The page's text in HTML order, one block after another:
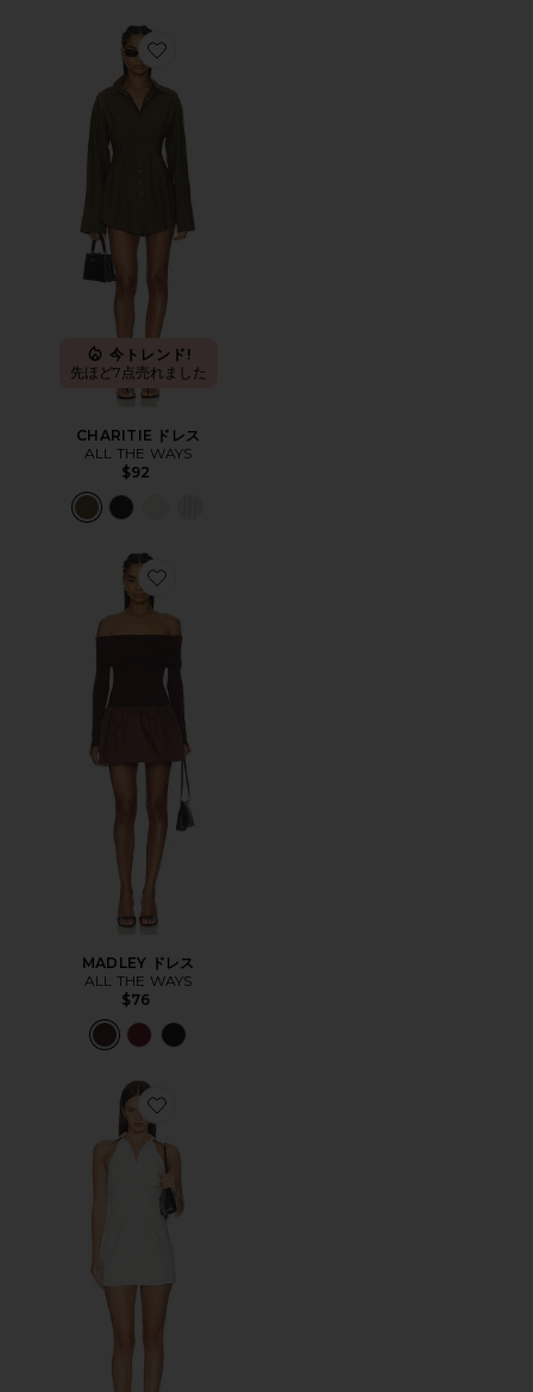
Favorite CHARITIE ドレス
今トレンド!
先ほど7点売れました
CHARITIE ドレス
ALL THE WAYS
$92
Favorite MADLEY ドレス
MADLEY ドレス
ALL THE WAYS
$76
Favorite EVIE ドレス